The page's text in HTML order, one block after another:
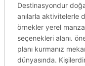
Destinasyondur
anılarla aktivitelerle
örnekler yerel
seçenekleri alanı.
planı kurmanız
dünyasında.